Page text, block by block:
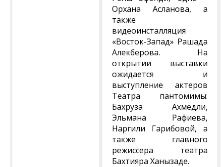
Орхана Асланова, а
также
видеоинсталляция
«Восток-Запад» Рашада
Алекберова. На
открытии выставки
ожидается и
выступление актеров
Театра пантомимы:
Бахруза Ахмедли,
Эльмана Рафиева,
Наргили Гарибовой, а
также главного
режиссера театра
Бахтияра Ханызаде.